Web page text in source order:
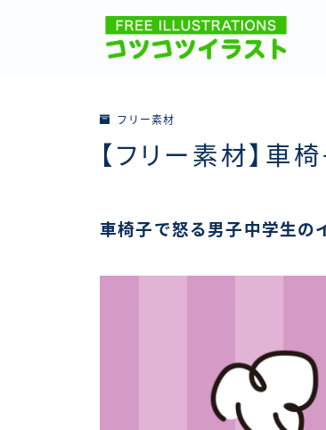
フリー素材
【フリー素材】車
車椅子で怒る男子中学生の